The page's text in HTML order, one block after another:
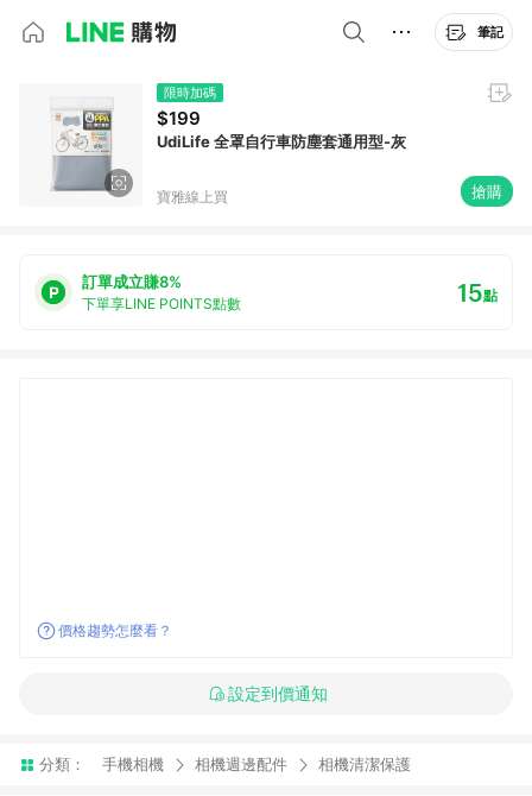
筆記
限時加碼
$199
UdiLife 全罩自行車防塵套通用型-灰
寶雅線上買 搶購
訂單成立賺8%
下單享LINE POINTS點數 15點
價格趨勢怎麼看？
設定到價通知
分類： 手機相機 相機週邊配件 相機清潔保護